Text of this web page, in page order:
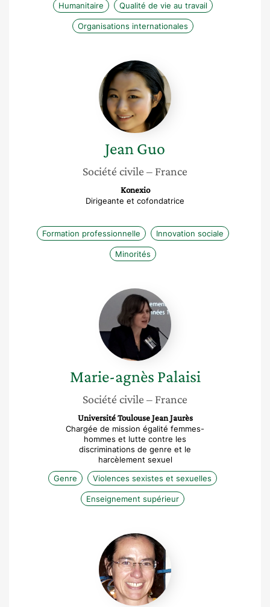
Humanitaire
Qualité de vie au travail
Organisations internationales
Jean
Guo
Jean Guo
Société civile – France
Konexio
Dirigeante et cofondatrice
Formation professionnelle Innovation sociale
Minorités
Marie-
agnès
Palaisi
Marie-agnès Palaisi
Société civile – France
Université Toulouse Jean Jaurès
Chargée de mission égalité femmes-
hommes et lutte contre les
discriminations de genre et le
harcèlement sexuel
Genre
Violences sexistes et sexuelles
Enseignement supérieur
Jules
Falquet